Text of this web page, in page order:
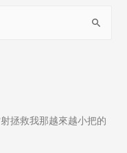
拯救我那越來越小把的